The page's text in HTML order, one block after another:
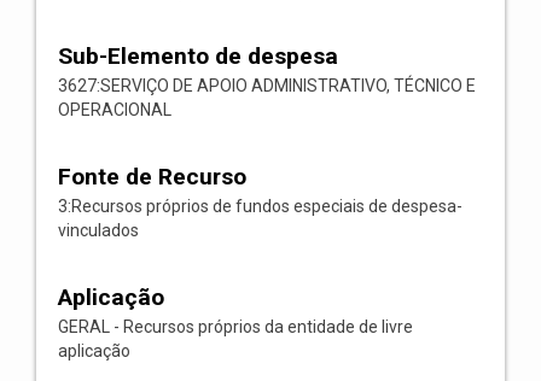
Sub-Elemento de despesa
3627:SERVIÇO DE APOIO ADMINISTRATIVO, TÉCNICO E
OPERACIONAL
Fonte de Recurso
3:Recursos próprios de fundos especiais de despesa-
vinculados
Aplicação
GERAL - Recursos próprios da entidade de livre
aplicação